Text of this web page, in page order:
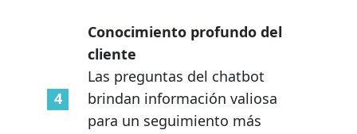
Conocimiento profundo del
cliente
Las preguntas del chatbot
brindan información valiosa
para un seguimiento más